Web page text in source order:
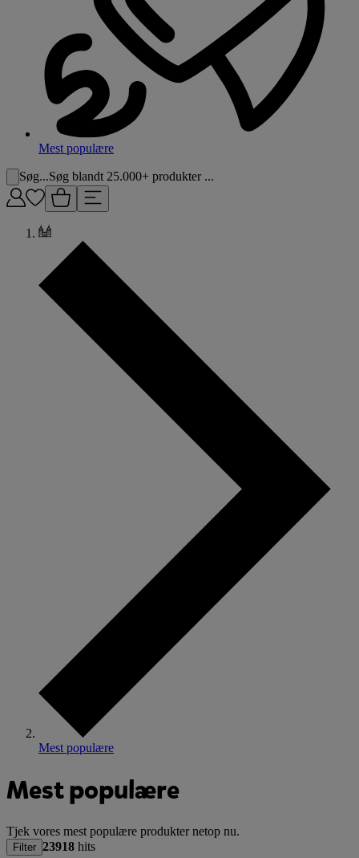
Mest populære
Søg...Søg blandt 25.000+ produkter ...
Mest populære
Mest populære
Tjek vores mest populære produkter netop nu.
Filter 23918 hits